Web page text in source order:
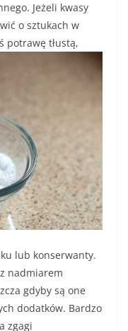
Jeżeli kwasy
o sztukach w
potrawę tłustą,
lub konserwanty.
nadmiarem
gdyby są one
dodatków. Bardzo
zgagi